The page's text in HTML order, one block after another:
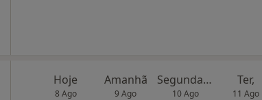
Hoje
8 Ago
Amanhã
9 Ago
Segunda-feira
10 Ago
Ter,
11 Ago